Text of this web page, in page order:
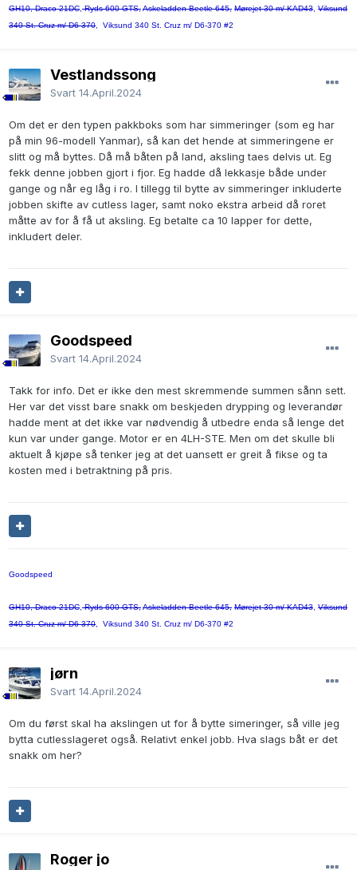
GH10, Draco 21DC,Ryds 600 GTS,Askeladden Beetle 645, Mørejet 30 m/ KAD43, Viksund
340 St. Cruz m/ D6-370, Viksund 340 St. Cruz m/ D6-370 #2
Vestlandssong
Svart 14.April.2024
Om det er den typen pakkboks som har simmeringer (som eg har
på min 96-modell Yanmar), så kan det hende at simmeringene er
slitt og må byttes. Då må båten på land, aksling taes delvis ut. Eg
fekk denne jobben gjort i fjor. Eg hadde då lekkasje både under
gange og når eg låg i ro. I tillegg til bytte av simmeringer inkluderte
jobben skifte av cutless lager, samt noko ekstra arbeid då roret
måtte av for å få ut aksling. Eg betalte ca 10 lapper for dette,
inkludert deler.
Goodspeed
Svart 14.April.2024
Takk for info. Det er ikke den mest skremmende summen sånn sett.
Her var det visst bare snakk om beskjeden drypping og leverandør
hadde ment at det ikke var nødvendig å utbedre enda så lenge det
kun var under gange. Motor er en 4LH-STE. Men om det skulle bli
aktuelt å kjøpe så tenker jeg at det uansett er greit å fikse og ta
kosten med i betraktning på pris.
Goodspeed
GH10, Draco 21DC,Ryds 600 GTS,Askeladden Beetle 645, Mørejet 30 m/ KAD43, Viksund
340 St. Cruz m/ D6-370, Viksund 340 St. Cruz m/ D6-370 #2
jørn
Svart 14.April.2024
Om du først skal ha akslingen ut for å bytte simeringer, så ville jeg
bytta cutlesslageret også. Relativt enkel jobb. Hva slags båt er det
snakk om her?
Roger jo